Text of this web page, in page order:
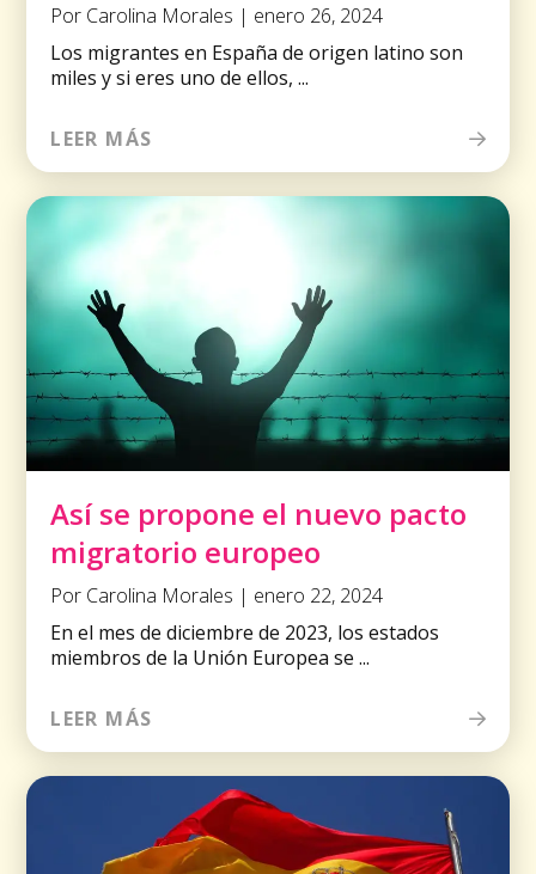
Por Carolina Morales | enero 26, 2024
Los migrantes en España de origen latino son
miles y si eres uno de ellos, ...
LEER MÁS
Así se propone el nuevo pacto
migratorio europeo
Por Carolina Morales | enero 22, 2024
En el mes de diciembre de 2023, los estados
miembros de la Unión Europea se ...
LEER MÁS